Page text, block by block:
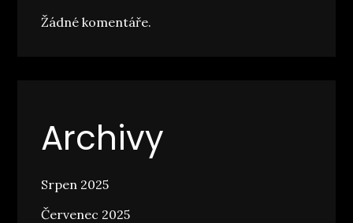
Žádné komentáře.
Archivy
Srpen 2025
Červenec 2025